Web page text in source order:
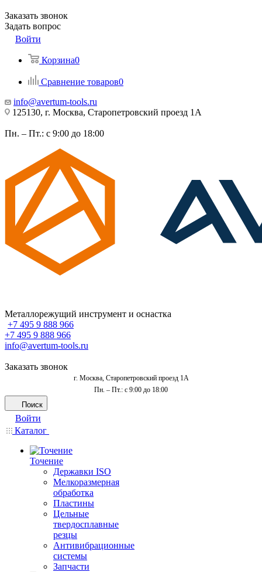
Заказать звонок
Задать вопрос
Войти
Корзина0
Сравнение товаров0
info@avertum-tools.ru
125130, г. Москва, Старопетровский проезд 1А
Пн. – Пт.: с 9:00 до 18:00
Металлорежущий инструмент и оснастка
+7 495 9 888 966
+7 495 9 888 966
info@avertum-tools.ru
Заказать звонок
г. Москва, Старопетровский проезд 1А
Пн. – Пт.: с 9:00 до 18:00
Поиск
Войти
Каталог
Точение
Державки ISO
Мелкоразмерная
обработка
Пластины
Цельные
твердосплавные
резцы
Антивибрационные
системы
Запчасти